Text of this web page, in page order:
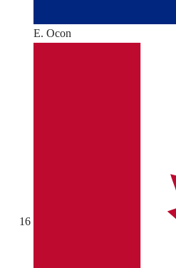
E. Ocon
16